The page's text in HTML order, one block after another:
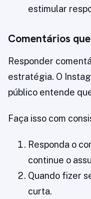
estimular
Comentários
Responder
estratégia. O
público entende
Faça isso com
Responda o
continue o
Quando fizer
curta.